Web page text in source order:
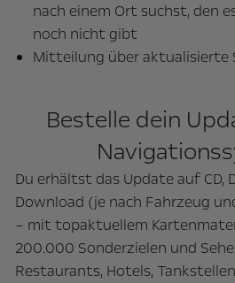
nach einem Ort suchst, den
noch nicht gibt
Mitteilung über aktualisierte
Bestelle dein
Du erhältst das Update auf CD,
Download (je nach Fahrzeug
– mit topaktuellem
200.000 Sonderzielen und
Restaurants, Hotels,